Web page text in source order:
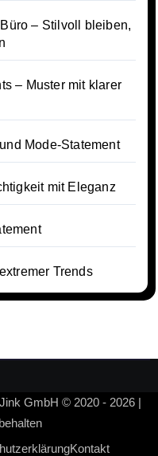
– Stilvoll bleiben,
– Muster mit klarer
Mode-Statement
mit Eleganz
Trends
GmbH © 2020 - 2026 |
Kontakt